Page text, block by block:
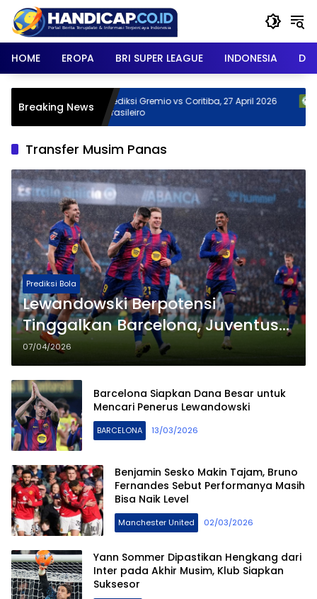
content
HOME
EROPA BRI SUPER LEAGUE INDONESIA
Breaking NewsPrediksi Gremio vs Coritiba, 27 April 2026
Brasileiro
Transfer Musim Panas
Prediksi Bola
Lewandowski Berpotensi
Tinggalkan Barcelona, Juventus
Muncul Sebagai Tujuan Utama
07/04/2026
Barcelona Siapkan Dana Besar untuk
Mencari Penerus Lewandowski
BARCELONA 13/03/2026
Benjamin Sesko Makin Tajam, Bruno
Fernandes Sebut Performanya Masih
Bisa Naik Level
Manchester United 02/03/2026
Yann Sommer Dipastikan Hengkang dari
Inter pada Akhir Musim, Klub Siapkan
Suksesor